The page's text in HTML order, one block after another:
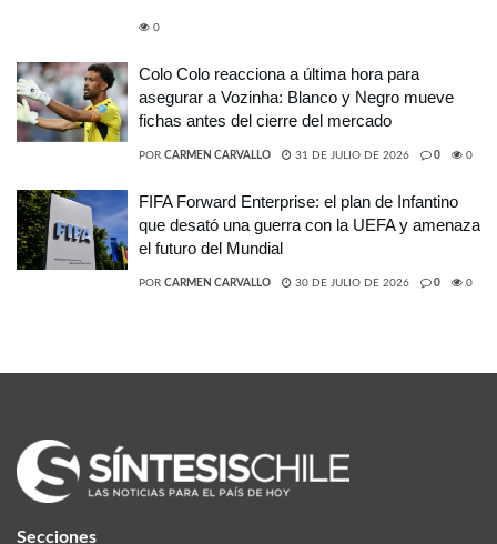
0
Colo Colo reacciona a última hora para
asegurar a Vozinha: Blanco y Negro mueve
fichas antes del cierre del mercado
POR CARMEN CARVALLO 31 DE JULIO DE 2026 0 0
FIFA Forward Enterprise: el plan de Infantino
que desató una guerra con la UEFA y amenaza
el futuro del Mundial
POR CARMEN CARVALLO 30 DE JULIO DE 2026 0 0
Secciones